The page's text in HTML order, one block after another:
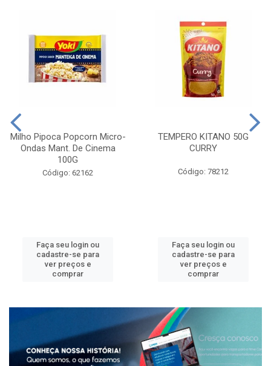
Milho Pipoca Popcorn Micro-
Ondas Mant. De Cinema
100G
Código: 62162
Faça seu login ou
cadastre-se para
ver preços e
comprar
TEMPERO KITANO 50G
CURRY
Código: 78212
Faça seu login ou
cadastre-se para
ver preços e
comprar